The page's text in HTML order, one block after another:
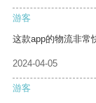
游客
这款app的物流非常
2024-04-05
游客